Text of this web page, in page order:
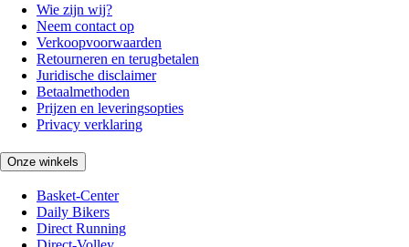
Wie zijn wij?
Neem contact op
Verkoopvoorwaarden
Retourneren en terugbetalen
Juridische disclaimer
Betaalmethoden
Prijzen en leveringsopties
Privacy verklaring
Onze winkels
Basket-Center
Daily Bikers
Direct Running